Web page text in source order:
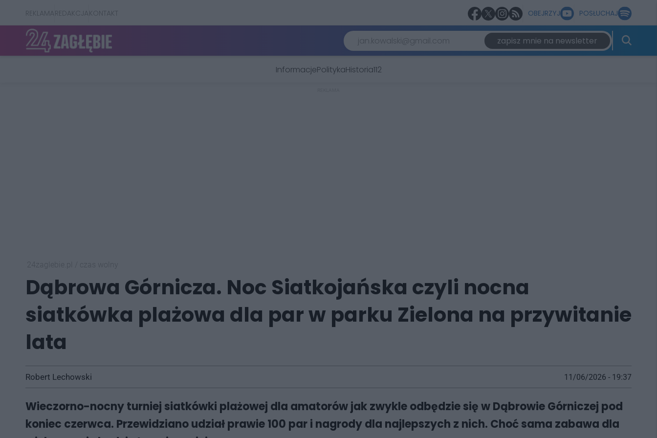
REKLAMAREDAKCJAKONTAKT OBEJRZYJ POSŁUCHAJ
zapisz mnie na newsletter
InformacjePolitykaHistoria112
Dąbrowa Górnicza. Noc Siatkojańska czyli nocna
siatkówka plażowa dla par w parku Zielona na przywitanie
lata
Robert Lechowski 11/06/2026 - 19:37
Wieczorno-nocny turniej siatkówki plażowej dla amatorów jak zwykle odbędzie się w Dąbrowie Górniczej pod
koniec czerwca. Przewidziano udział prawie 100 par i nagrody dla najlepszych z nich. Choć sama zabawa dla